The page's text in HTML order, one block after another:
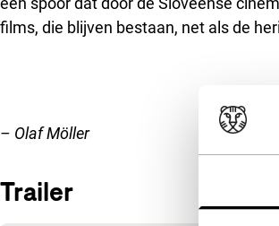
films, die blijven bestaan, net als de
– Olaf Möller
Trailer